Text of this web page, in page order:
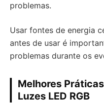
problemas.
Usar fontes de energia
antes de usar é
problemas durante os
Melhores
Luzes LED RGB